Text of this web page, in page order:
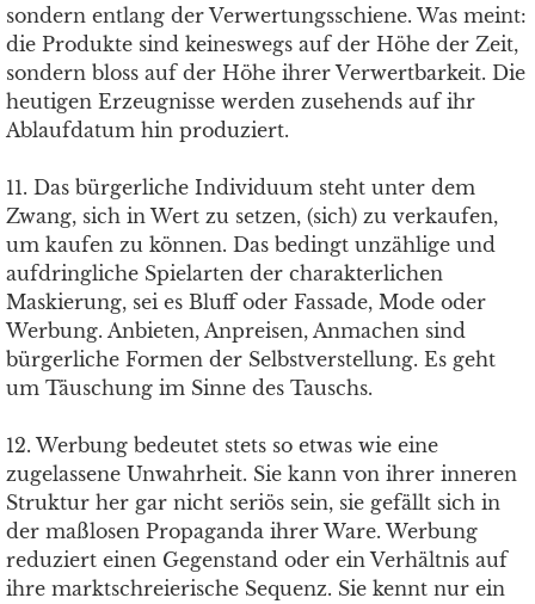
sondern entlang der Verwertungsschiene. Was meint:
die Produkte sind keineswegs auf der Höhe der Zeit,
sondern bloss auf der Höhe ihrer Verwertbarkeit. Die
heutigen Erzeugnisse werden zusehends auf ihr
Ablaufdatum hin produziert.
11. Das bürgerliche Individuum steht unter dem
Zwang, sich in Wert zu setzen, (sich) zu verkaufen,
um kaufen zu können. Das bedingt unzählige und
aufdringliche Spielarten der charakterlichen
Maskierung, sei es Bluff oder Fassade, Mode oder
Werbung. Anbieten, Anpreisen, Anmachen sind
bürgerliche Formen der Selbstverstellung. Es geht
um Täuschung im Sinne des Tauschs.
12. Werbung bedeutet stets so etwas wie eine
zugelassene Unwahrheit. Sie kann von ihrer inneren
Struktur her gar nicht seriös sein, sie gefällt sich in
der maßlosen Propaganda ihrer Ware. Werbung
reduziert einen Gegenstand oder ein Verhältnis auf
ihre marktschreierische Sequenz. Sie kennt nur ein